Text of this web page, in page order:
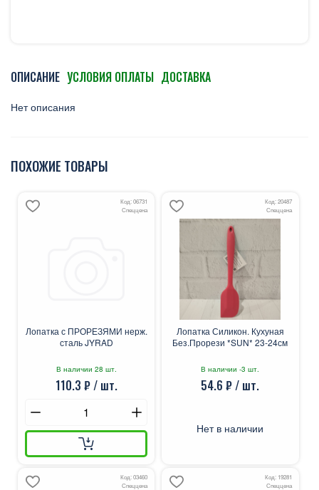
ОПИСАНИЕ УСЛОВИЯ ОПЛАТЫ ДОСТАВКА
Нет описания
ПОХОЖИЕ ТОВАРЫ
Код: 06731
Спеццена
Лопатка с ПРОРЕЗЯМИ нерж.
сталь JYRAD
В наличии 28 шт.
110.3 ₽ / шт.
Код: 20487
Спеццена
Лопатка Силикон. Кухуная
Без.Прорези *SUN* 23-24см
В наличии -3 шт.
54.6 ₽ / шт.
Нет в наличии
Код: 03460
Спеццена
Код: 19281
Спеццена